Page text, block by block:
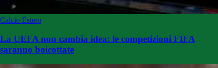
Calcio Estero
La UEFA non cambia idea: le competizioni FIFA
saranno boicottate